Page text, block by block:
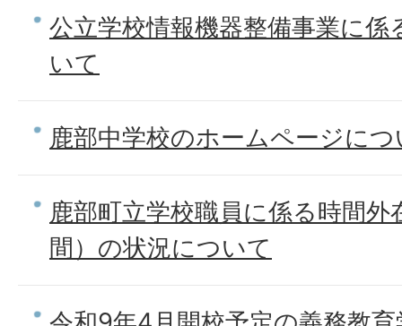
公立学校情報機器整備事業に
いて
鹿部中学校のホームページに
鹿部町立学校職員に係る時間外
間）の状況について